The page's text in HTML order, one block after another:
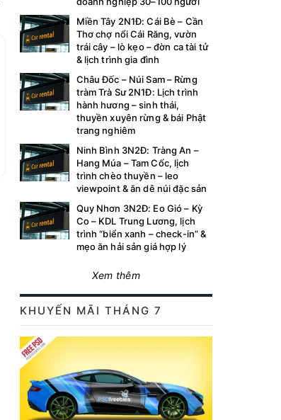
Miền Tây 2N1Đ: Cái Bè – Cần
Thơ chợ nổi Cái Răng, vườn
trái cây – lò kẹo – đờn ca tài tử
& lịch trình gia đình
Châu Đốc – Núi Sam – Rừng
tràm Trà Sư 2N1Đ: Lịch trình
hành hương – sinh thái,
thuyền xuyên rừng & bái Phật
trang nghiêm
Ninh Bình 3N2Đ: Tràng An –
Hang Múa – Tam Cốc, lịch
trình chèo thuyền – leo
viewpoint & ăn dê núi đặc sản
Quy Nhơn 3N2Đ: Eo Gió – Kỳ
Co – KDL Trung Lương, lịch
trình “biển xanh – check-in” &
mẹo ăn hải sản giá hợp lý
Xem thêm
KHUYẾN MÃI THÁNG 7